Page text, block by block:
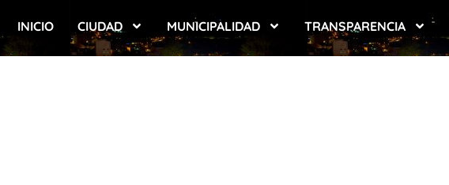
INICIO CIUDAD MUNICIPALIDAD TRANSPARENCIA